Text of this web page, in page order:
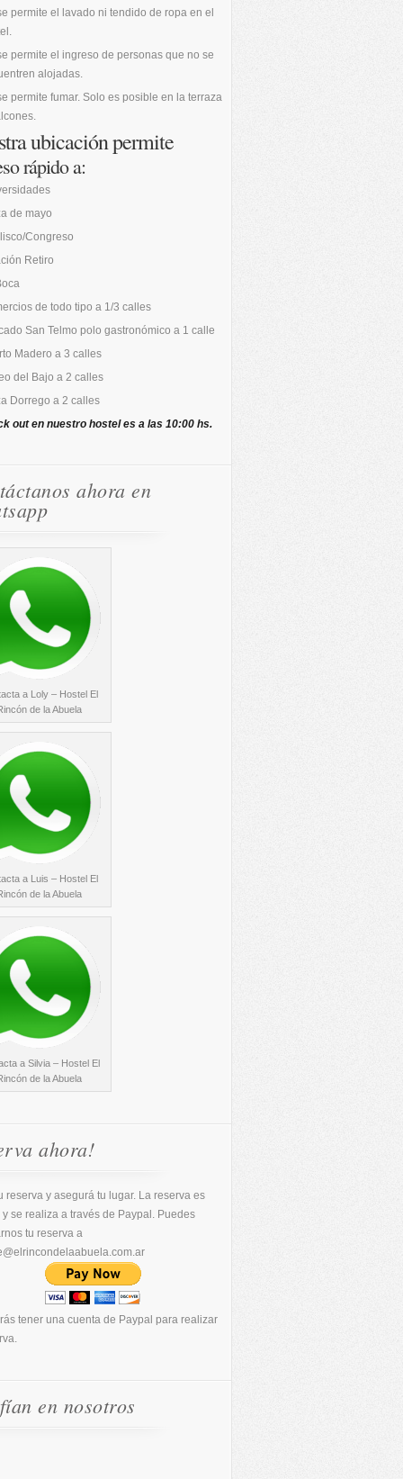
permite el lavado ni tendido de ropa en el
permite el ingreso de personas que no se
alojadas.
permite fumar. Solo es posible en la terraza
ubicación permite
rápido a:
de mayo
Congreso
Retiro
de todo tipo a 1/3 calles
San Telmo polo gastronómico a 1 calle
Madero a 3 calles
del Bajo a 2 calles
Dorrego a 2 calles
out en nuestro hostel es a las 10:00 hs.
ahora en
a Loly – Hostel El
de la Abuela
a Luis – Hostel El
de la Abuela
a Silvia – Hostel El
de la Abuela
ahora!
reserva y asegurá tu lugar. La reserva es
se realiza a través de Paypal. Puedes
tu reserva a
tener una cuenta de Paypal para realizar
en nosotros